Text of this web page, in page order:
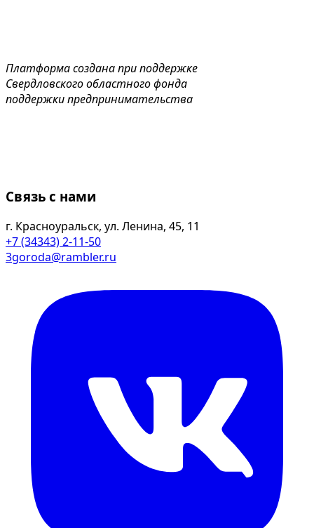
Платформа создана при поддержке
Свердловского областного фонда
поддержки предпринимательства
Связь с нами
г. Красноуральск, ул. Ленина, 45, 11
+7 (34343) 2-11-50
3goroda@rambler.ru